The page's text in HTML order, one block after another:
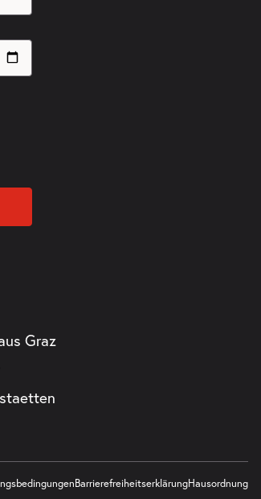
Graz
BarrierefreiheitserklärungHausordnung